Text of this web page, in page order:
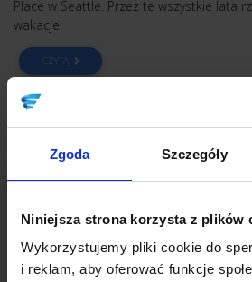
Zgoda Szczegóły
Niniejsza strona korzysta z plików
Wykorzystujemy pliki cookie do
i reklam, aby oferować funkcje
Place w Seattle. Przez te wszystkie lata
wakacje.
CZYTAJ